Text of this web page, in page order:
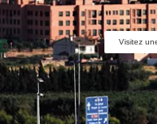
Visitez